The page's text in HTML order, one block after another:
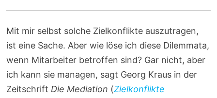
Mit mir selbst solche Zielkonflikte auszutragen,
ist eine Sache. Aber wie löse ich diese Dilemmata,
wenn Mitarbeiter betroffen sind? Gar nicht, aber
ich kann sie managen, sagt Georg Kraus in der
Zeitschrift Die Mediation (Zielkonflikte